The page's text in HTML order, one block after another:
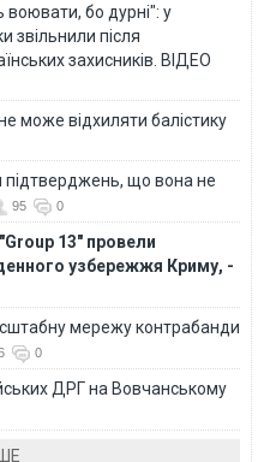
бо дурні": у
звільнили після
захисників. ВІДЕО
може відхиляти балістику
підтверджень, що вона не
95 0
13" провели
узбережжя Криму, -
мережу контрабанди
0
ДРГ на Вовчанському